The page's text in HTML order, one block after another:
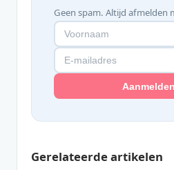
Geen spam. Altijd afmelden
Gerelateerde artikelen